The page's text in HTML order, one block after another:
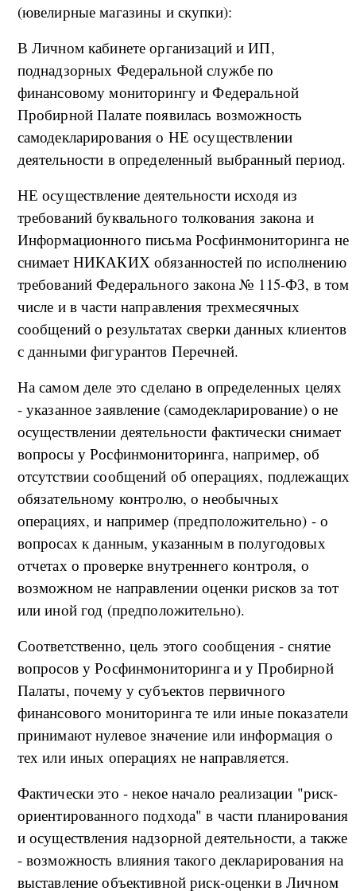
(ювелирные магазины и скупки):
В Личном кабинете организаций и ИП,
поднадзорных Федеральной службе по
финансовому мониторингу и Федеральной
Пробирной Палате появилась возможность
самодекларирования о НЕ осуществлении
деятельности в определенный выбранный период.
НЕ осуществление деятельности исходя из
требований буквального толкования закона и
Информационного письма Росфинмониторинга не
снимает НИКАКИХ обязанностей по исполнению
требований Федерального закона № 115-ФЗ, в том
числе и в части направления трехмесячных
сообщений о результатах сверки данных клиентов
с данными фигурантов Перечней.
На самом деле это сделано в определенных целях
- указанное заявление (самодекларирование) о не
осуществлении деятельности фактически снимает
вопросы у Росфинмониторинга, например, об
отсутствии сообщений об операциях, подлежащих
обязательному контролю, о необычных
операциях, и например (предположительно) - о
вопросах к данным, указанным в полугодовых
отчетах о проверке внутреннего контроля, о
возможном не направлении оценки рисков за тот
или иной год (предположительно).
Соответственно, цель этого сообщения - снятие
вопросов у Росфинмониторинга и у Пробирной
Палаты, почему у субъектов первичного
финансового мониторинга те или иные показатели
принимают нулевое значение или информация о
тех или иных операциях не направляется.
Фактически это - некое начало реализации "риск-
ориентированного подхода" в части планирования
и осуществления надзорной деятельности, а также
- возможность влияния такого декларирования на
выставление объективной риск-оценки в Личном